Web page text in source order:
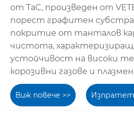
от TaC, произведен от
порест графитен
покритие от танталов
чистота,
устойчивост на високи
корозивни газове и
Виж повече >>